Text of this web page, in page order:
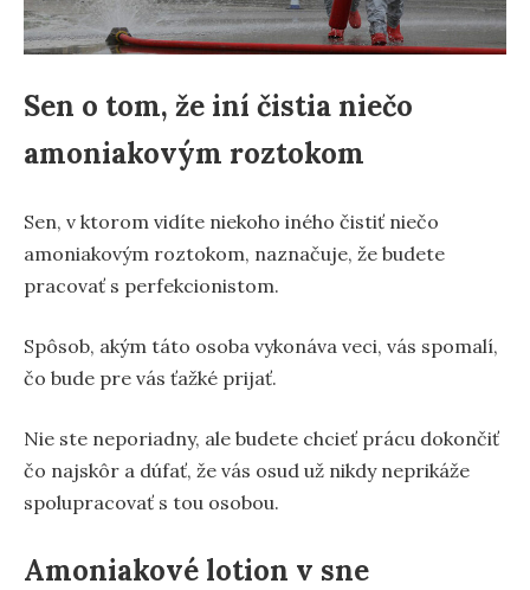
Sen o tom, že iní čistia niečo
amoniakovým roztokom
Sen, v ktorom vidíte niekoho iného čistiť niečo
amoniakovým roztokom, naznačuje, že budete
pracovať s perfekcionistom.
Spôsob, akým táto osoba vykonáva veci, vás spomalí,
čo bude pre vás ťažké prijať.
Nie ste neporiadny, ale budete chcieť prácu dokončiť
čo najskôr a dúfať, že vás osud už nikdy neprikáže
spolupracovať s tou osobou.
Amoniakové lotion v sne